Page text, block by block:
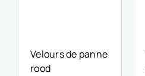
Velours de panne
rood